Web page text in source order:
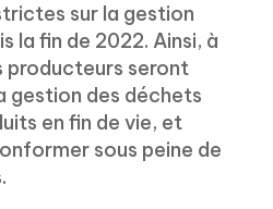
sur la gestion
la fin de 2022. Ainsi, à
producteurs seront
gestion des déchets
en fin de vie, et
sous peine de